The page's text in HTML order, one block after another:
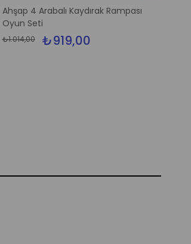
Ahşap 4 Arabalı Kaydırak Rampası
Oyun Seti
₺919,00
₺1.014,00